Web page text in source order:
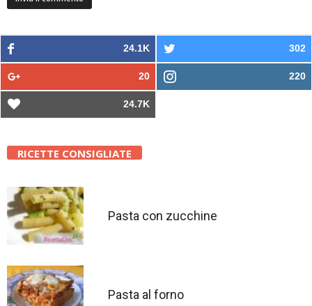
24.1K 302
20 220
24.7K
RICETTE CONSIGLIATE
Pasta con zucchine
Pasta al forno